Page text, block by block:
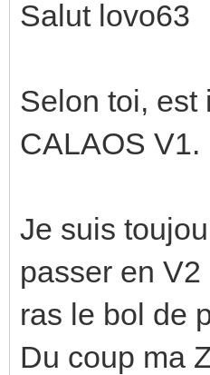
Salut lovo63
Selon toi, est
CALAOS V1.
Je suis
passer en
ras le bol de
Du coup ma